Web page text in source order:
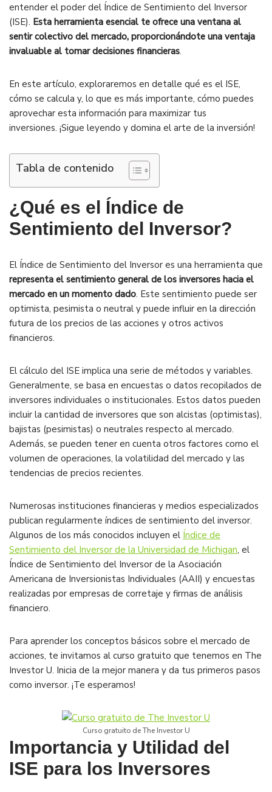
entender el poder del Índice de Sentimiento del Inversor
(ISE). Esta herramienta esencial te ofrece una ventana al
sentir colectivo del mercado, proporcionándote una ventaja
invaluable al tomar decisiones financieras.
En este artículo, exploraremos en detalle qué es el ISE,
cómo se calcula y, lo que es más importante, cómo puedes
aprovechar esta información para maximizar tus
inversiones. ¡Sigue leyendo y domina el arte de la inversión!
Tabla de contenido
¿Qué es el Índice de
Sentimiento del Inversor?
El Índice de Sentimiento del Inversor es una herramienta que
representa el sentimiento general de los inversores hacia el
mercado en un momento dado. Este sentimiento puede ser
optimista, pesimista o neutral y puede influir en la dirección
futura de los precios de las acciones y otros activos
financieros.
El cálculo del ISE implica una serie de métodos y variables.
Generalmente, se basa en encuestas o datos recopilados de
inversores individuales o institucionales. Estos datos pueden
incluir la cantidad de inversores que son alcistas (optimistas),
bajistas (pesimistas) o neutrales respecto al mercado.
Además, se pueden tener en cuenta otros factores como el
volumen de operaciones, la volatilidad del mercado y las
tendencias de precios recientes.
Numerosas instituciones financieras y medios especializados
publican regularmente índices de sentimiento del inversor.
Algunos de los más conocidos incluyen el Índice de
Sentimiento del Inversor de la Universidad de Michigan, el
Índice de Sentimiento del Inversor de la Asociación
Americana de Inversionistas Individuales (AAII) y encuestas
realizadas por empresas de corretaje y firmas de análisis
financiero.
Para aprender los conceptos básicos sobre el mercado de
acciones, te invitamos al curso gratuito que tenemos en The
Investor U. Inicia de la mejor manera y da tus primeros pasos
como inversor. ¡Te esperamos!
Curso gratuito de The Investor U
Importancia y Utilidad del
ISE para los Inversores